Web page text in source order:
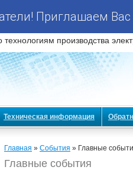
Приглашаем
производства
Техническая информация
Главная » События » Главные
Главные события